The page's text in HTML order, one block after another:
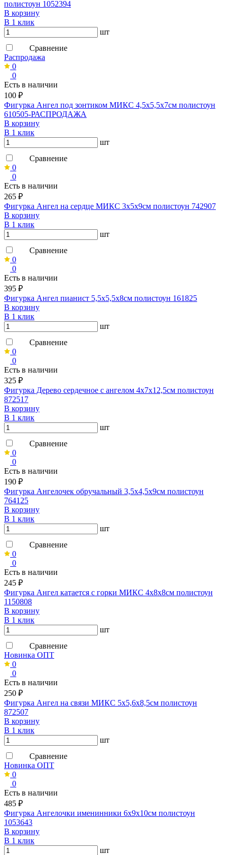
полистоун 1052394
В корзину
В 1 клик
шт
Сравнение
Распродажа
0
0
Есть в наличии
100 ₽
Фигурка Ангел под зонтиком МИКС 4,5х5,5х7см полистоун
610505-РАСПРОДАЖА
В корзину
В 1 клик
шт
Сравнение
0
0
Есть в наличии
265 ₽
Фигурка Ангел на сердце МИКС 3х5х9см полистоун 742907
В корзину
В 1 клик
шт
Сравнение
0
0
Есть в наличии
395 ₽
Фигурка Ангел пианист 5,5х5,5х8см полистоун 161825
В корзину
В 1 клик
шт
Сравнение
0
0
Есть в наличии
325 ₽
Фигурка Дерево сердечное с ангелом 4х7х12,5см полистоун
872517
В корзину
В 1 клик
шт
Сравнение
0
0
Есть в наличии
190 ₽
Фигурка Ангелочек обручальный 3,5х4,5х9см полистоун
764125
В корзину
В 1 клик
шт
Сравнение
0
0
Есть в наличии
245 ₽
Фигурка Ангел катается с горки МИКС 4х8х8см полистоун
1150808
В корзину
В 1 клик
шт
Сравнение
Новинка ОПТ
0
0
Есть в наличии
250 ₽
Фигурка Ангел на связи МИКС 5х5,6х8,5см полистоун
872507
В корзину
В 1 клик
шт
Сравнение
Новинка ОПТ
0
0
Есть в наличии
485 ₽
Фигурка Ангелочки именинники 6х9х10см полистоун
1053643
В корзину
В 1 клик
шт